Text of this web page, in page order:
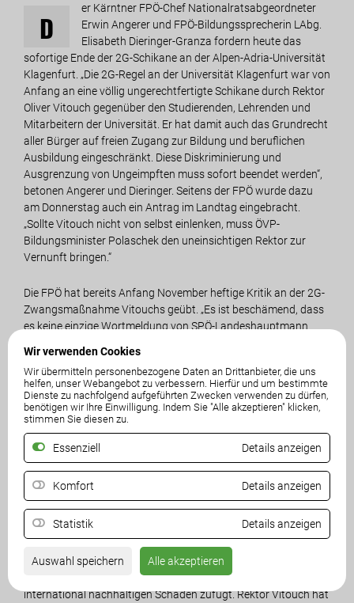
Wir verwenden Cookies
Wir übermitteln personenbezogene Daten an Drittanbieter, die uns
helfen, unser Webangebot zu verbessern. Hierfür und um bestimmte
Dienste zu nachfolgend aufgeführten Zwecken verwenden zu dürfen,
benötigen wir Ihre Einwilligung. Indem Sie "Alle akzeptieren" klicken,
stimmen Sie diesen zu.
Essenziell Details anzeigen
Komfort Details anzeigen
Statistik Details anzeigen
Auswahl speichern Alle akzeptieren
D
er Kärntner FPÖ-Chef Nationalratsabgeordneter
Erwin Angerer und FPÖ-Bildungssprecherin LAbg.
Elisabeth Dieringer-Granza fordern heute das
sofortige Ende der 2G-Schikane an der Alpen-Adria-Universität
Klagenfurt. „Die 2G-Regel an der Universität Klagenfurt war von
Anfang an eine völlig ungerechtfertigte Schikane durch Rektor
Oliver Vitouch gegenüber den Studierenden, Lehrenden und
Mitarbeitern der Universität. Er hat damit auch das Grundrecht
aller Bürger auf freien Zugang zur Bildung und beruflichen
Ausbildung eingeschränkt. Diese Diskriminierung und
Ausgrenzung von Ungeimpften muss sofort beendet werden“,
betonen Angerer und Dieringer. Seitens der FPÖ wurde dazu
am Donnerstag auch ein Antrag im Landtag eingebracht.
„Sollte Vitouch nicht von selbst einlenken, muss ÖVP-
Bildungsminister Polaschek den uneinsichtigen Rektor zur
Vernunft bringen.“
Die FPÖ hat bereits Anfang November heftige Kritik an der 2G-
Zwangsmaßnahme Vitouchs geübt. „Es ist beschämend, dass
es keine einzige Wortmeldung von SPÖ-Landeshauptmann
ungeimpften Studierenden von der Universität gab. Vielmehr
haben SPÖ und ÖVP Vitouch auch im Kärntner Landtag die
Mauer gemacht und die FPÖ-Initiative gegen die 2G-Regel
abgelehnt. Gerade die SPÖ, die angeblich den freien Zugang zur
Bildung hochhält, hat hier die Masken fallen lassen und die
Diskriminierung von Studenten und die arroganten Aussagen
des Rektors sogar noch wortreich verteidigt“, so der FPÖ-Chef.
„Ungeimpfte Bürger dürfen in Kürze wieder in Geschäfte,
Restaurants, Theater oder Kinos. Es ist völlig absurd, dass
ihnen zugleich der freie Zugang zur Universität verwehrt wird“,
so Dieringer, die auch darauf hinweist, dass die Universität
Klagenfurt ohnehin um jeden Studenten zu kämpfen hat. „Die
2G-Regel hat dem Universitätsstandort Klagenfurt auch
international nachhaltigen Schaden zufügt. Rektor Vitouch hat